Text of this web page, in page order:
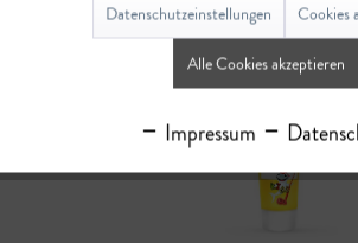
Ähnliche ArtikelDatenschutzeinstellungen Cookies
Alle Cookies akzeptieren
Impressum